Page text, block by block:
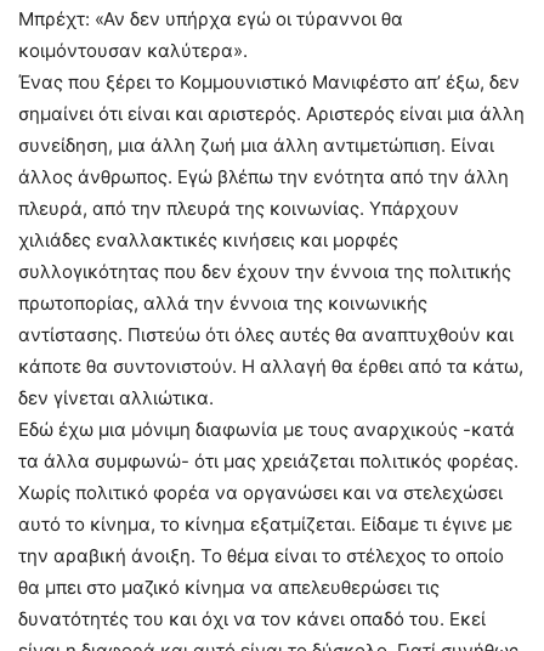
Μπρέχτ: «Αν δεν υπήρχα εγώ οι τύραννοι θα
κοιμόντουσαν καλύτερα».
Ένας που ξέρει το Κομμουνιστικό Μανιφέστο απ’ έξω, δεν
σημαίνει ότι είναι και αριστερός. Αριστερός είναι μια άλλη
συνείδηση, μια άλλη ζωή μια άλλη αντιμετώπιση. Είναι
άλλος άνθρωπος. Εγώ βλέπω την ενότητα από την άλλη
πλευρά, από την πλευρά της κοινωνίας. Υπάρχουν
χιλιάδες εναλλακτικές κινήσεις και μορφές
συλλογικότητας που δεν έχουν την έννοια της πολιτικής
πρωτοπορίας, αλλά την έννοια της κοινωνικής
αντίστασης. Πιστεύω ότι όλες αυτές θα αναπτυχθούν και
κάποτε θα συντονιστούν. Η αλλαγή θα έρθει από τα κάτω,
δεν γίνεται αλλιώτικα.
Εδώ έχω μια μόνιμη διαφωνία με τους αναρχικούς -κατά
τα άλλα συμφωνώ- ότι μας χρειάζεται πολιτικός φορέας.
Χωρίς πολιτικό φορέα να οργανώσει και να στελεχώσει
αυτό το κίνημα, το κίνημα εξατμίζεται. Είδαμε τι έγινε με
την αραβική άνοιξη. Το θέμα είναι το στέλεχος το οποίο
θα μπει στο μαζικό κίνημα να απελευθερώσει τις
δυνατότητές του και όχι να τον κάνει οπαδό του. Εκεί